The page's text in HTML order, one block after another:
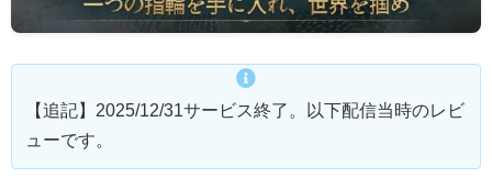
【追記】2025/12/31サービス終了。以下配信当時のレビ
ューです。